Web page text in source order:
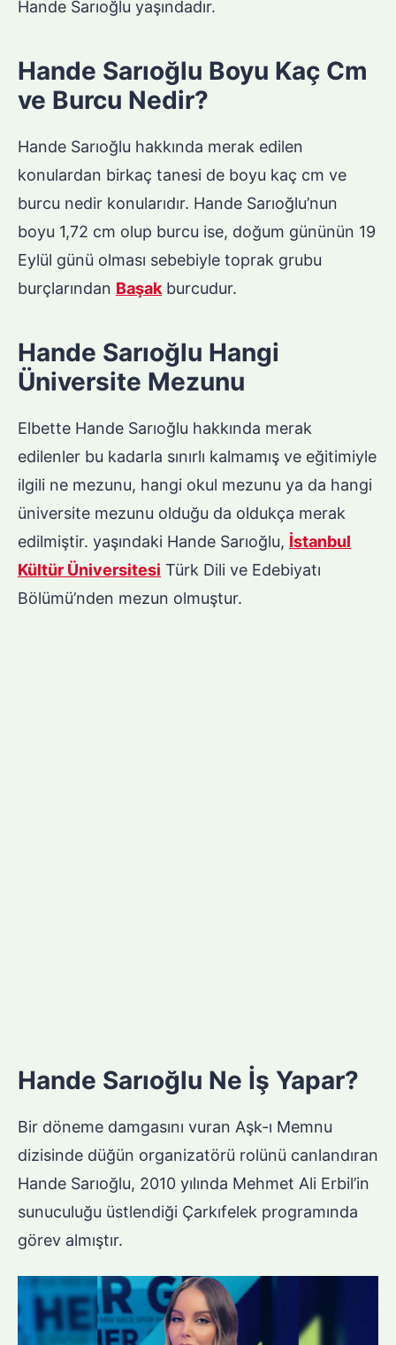
Hande Sarıoğlu yaşındadır.
Hande Sarıoğlu Boyu Kaç Cm
ve Burcu Nedir?
Hande Sarıoğlu hakkında merak edilen
konulardan birkaç tanesi de boyu kaç cm ve
burcu nedir konularıdır. Hande Sarıoğlu’nun
boyu 1,72 cm olup burcu ise, doğum gününün 19
Eylül günü olması sebebiyle toprak grubu
burçlarından Başakburcudur.
Hande Sarıoğlu Hangi
Üniversite Mezunu
Elbette Hande Sarıoğlu hakkında merak
edilenler bu kadarla sınırlı kalmamış ve eğitimiyle
ilgili ne mezunu, hangi okul mezunu ya da hangi
üniversite mezunu olduğu da oldukça merak
edilmiştir. yaşındaki Hande Sarıoğlu, İstanbul
Kültür Üniversitesi Türk Dili ve Edebiyatı
Bölümü’nden mezun olmuştur.
Hande Sarıoğlu Ne İş Yapar?
Bir döneme damgasını vuran Aşk-ı Memnu
dizisinde düğün organizatörü rolünü canlandıran
Hande Sarıoğlu, 2010 yılında Mehmet Ali Erbil’in
sunuculuğu üstlendiği Çarkıfelek programında
görev almıştır.